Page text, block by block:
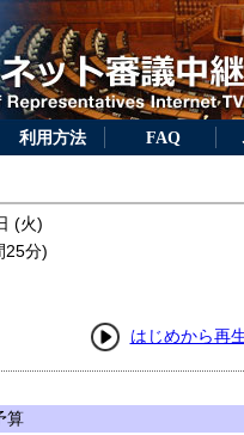
利用方法 FAQ
(火)
25分)
はじめから再
算